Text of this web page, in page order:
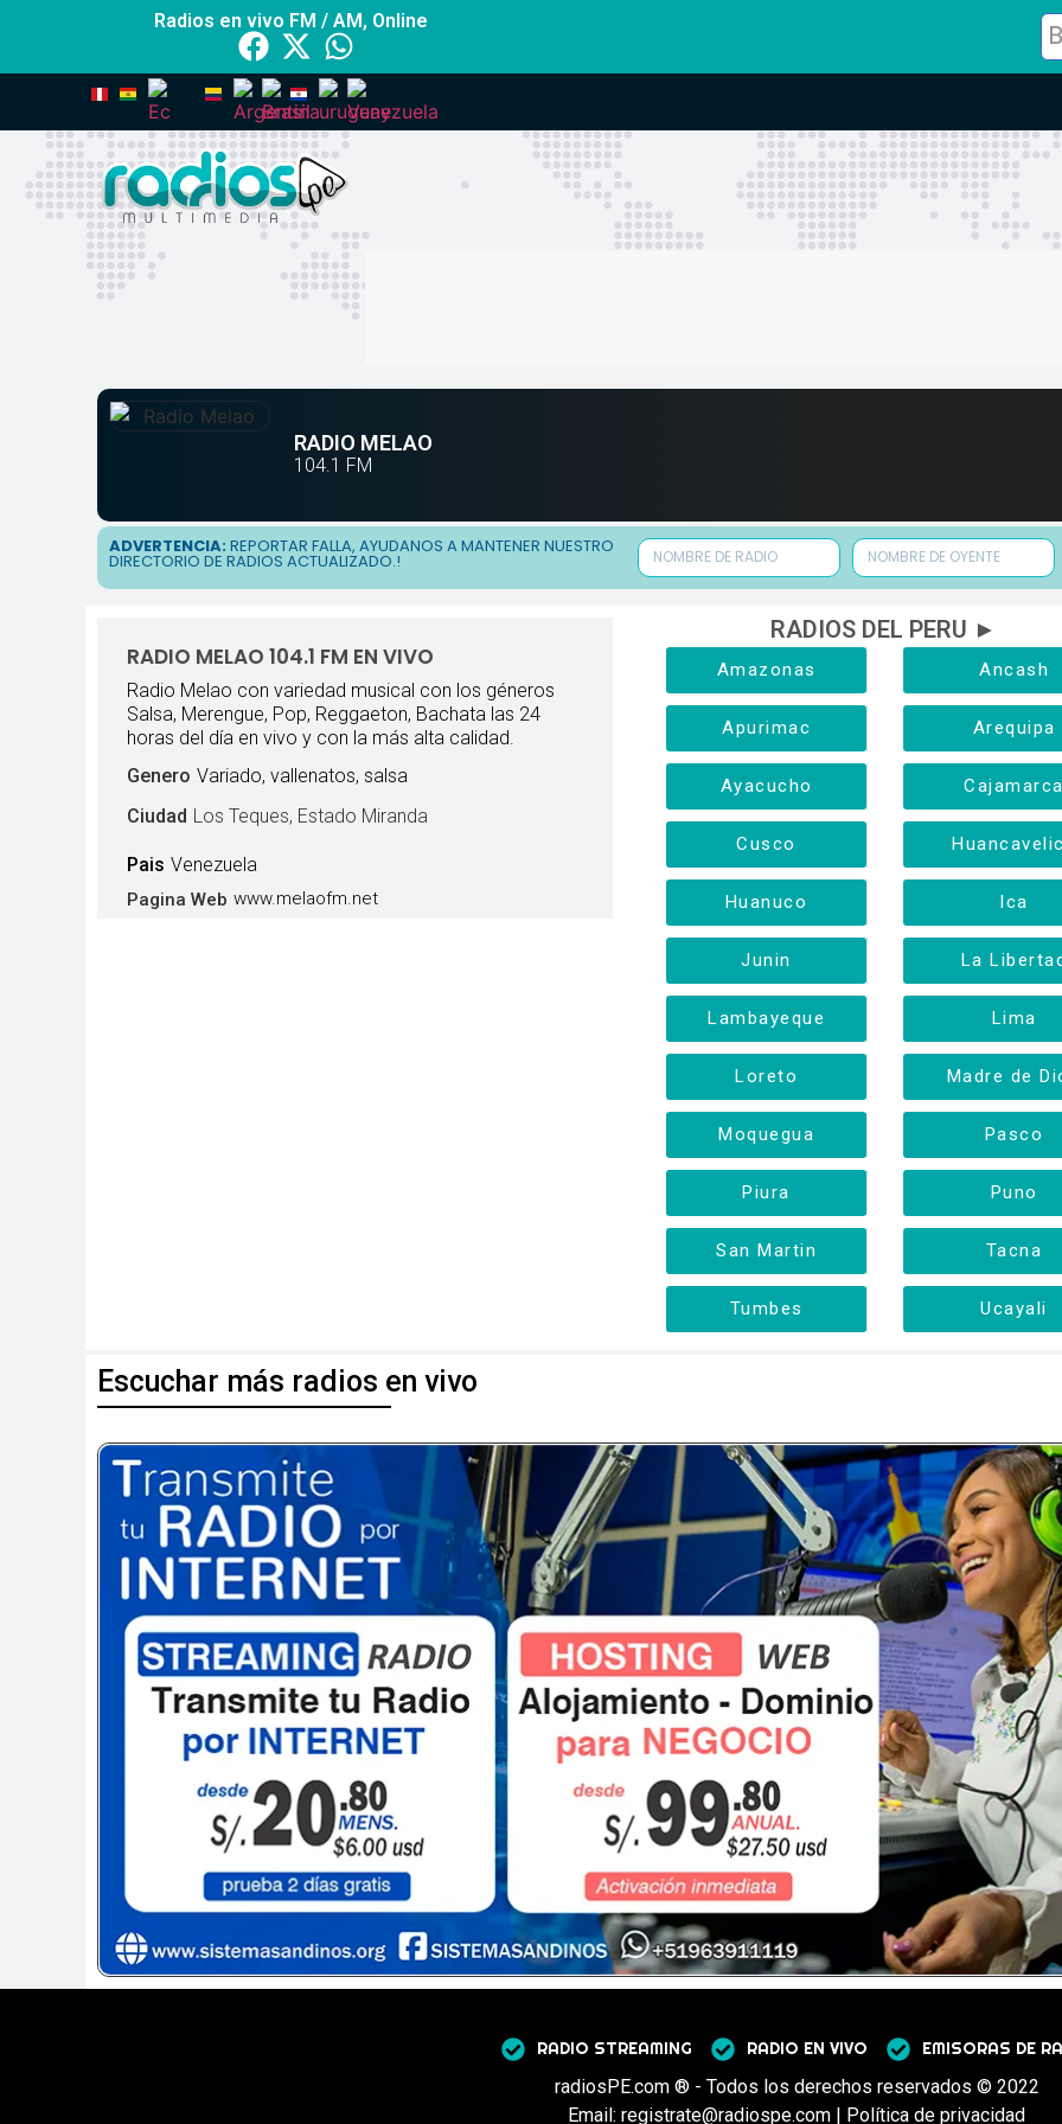
Radios en vivo FM / AM, Online
RADIO MELAO
104.1 FM
ADVERTENCIA: REPORTAR FALLA, AYUDANOS A MANTENER NUESTRO
DIRECTORIO DE RADIOS ACTUALIZADO.!
RADIO MELAO 104.1 FM EN VIVO
Radio Melao con variedad musical con los géneros
Salsa, Merengue, Pop, Reggaeton, Bachata las 24
horas del día en vivo y con la más alta calidad.
Genero Variado, vallenatos, salsa
Ciudad Los Teques, Estado Miranda
Pais Venezuela
Pagina Web www.melaofm.net
RADIOS DEL PERU ►
Amazonas Ancash
Apurimac Arequipa
Ayacucho
Cusco
Huanuco Ica
Junin La
Lambayeque Lima
Loreto Madre de
Moquegua Pasco
Piura Puno
San Martin Tacna
Tumbes Ucayali
Escuchar más radios en vivo
RADIO STREAMING RADIO EN VIVO EMISORAS DE
radiosPE.com ® - Todos los derechos reservados © 2022
Email: registrate@radiospe.com | Política de privacidad